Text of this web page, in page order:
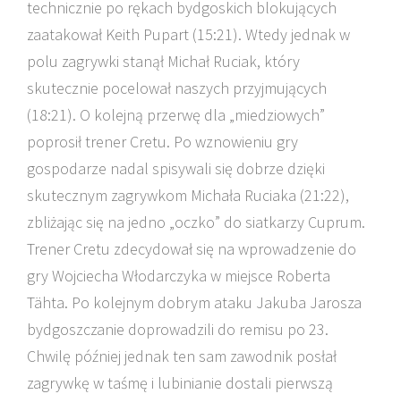
technicznie po rękach bydgoskich blokujących
zaatakował Keith Pupart (15:21). Wtedy jednak w
polu zagrywki stanął Michał Ruciak, który
skutecznie pocelował naszych przyjmujących
(18:21). O kolejną przerwę dla „miedziowych”
poprosił trener Cretu. Po wznowieniu gry
gospodarze nadal spisywali się dobrze dzięki
skutecznym zagrywkom Michała Ruciaka (21:22),
zbliżając się na jedno „oczko” do siatkarzy Cuprum.
Trener Cretu zdecydował się na wprowadzenie do
gry Wojciecha Włodarczyka w miejsce Roberta
Tähta. Po kolejnym dobrym ataku Jakuba Jarosza
bydgoszczanie doprowadzili do remisu po 23.
Chwilę później jednak ten sam zawodnik posłał
zagrywkę w taśmę i lubinianie dostali pierwszą